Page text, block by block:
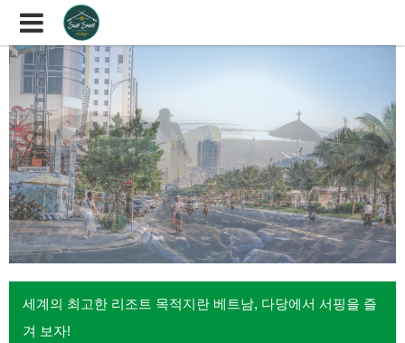
세계의 최고한 리조트 목적지란 베트남, 다당에서 서핑을 즐
겨 보자!